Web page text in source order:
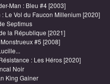
Man : Bleu #4 [2003]
Le Vol du Faucon Millenium [2020]
Septimus
la République [2021]
#5 [2008]
: Les Héros [2020]
Noir
King Gainer